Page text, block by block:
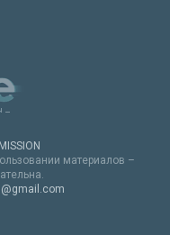
материалов –